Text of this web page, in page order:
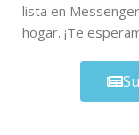
lista en
hogar. ¡Te